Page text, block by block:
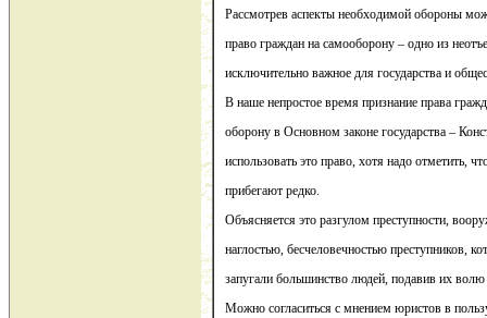
Рассмотрев аспекты необходимой обороны
право граждан на самооборону – одно из
исключительно важное для государства и
В наше непростое время признание права
оборону в Основном законе государства –
использовать это право, хотя надо отметить,
прибегают редко.
Объясняется это разгулом преступности,
наглостью, бесчеловечностью преступников,
запугали большинство людей, подавив их
Можно согласиться с мнением юристов в